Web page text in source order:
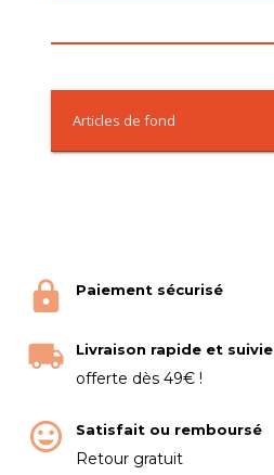
Articles de fond
Paiement sécurisé
Livraison rapide et suivie
offerte dès 49€ !
Satisfait ou remboursé
Retour gratuit